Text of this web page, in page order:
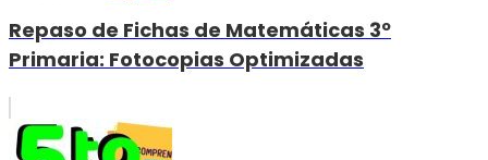
Repaso de Fichas de Matemáticas 3º
Primaria: Fotocopias Optimizadas